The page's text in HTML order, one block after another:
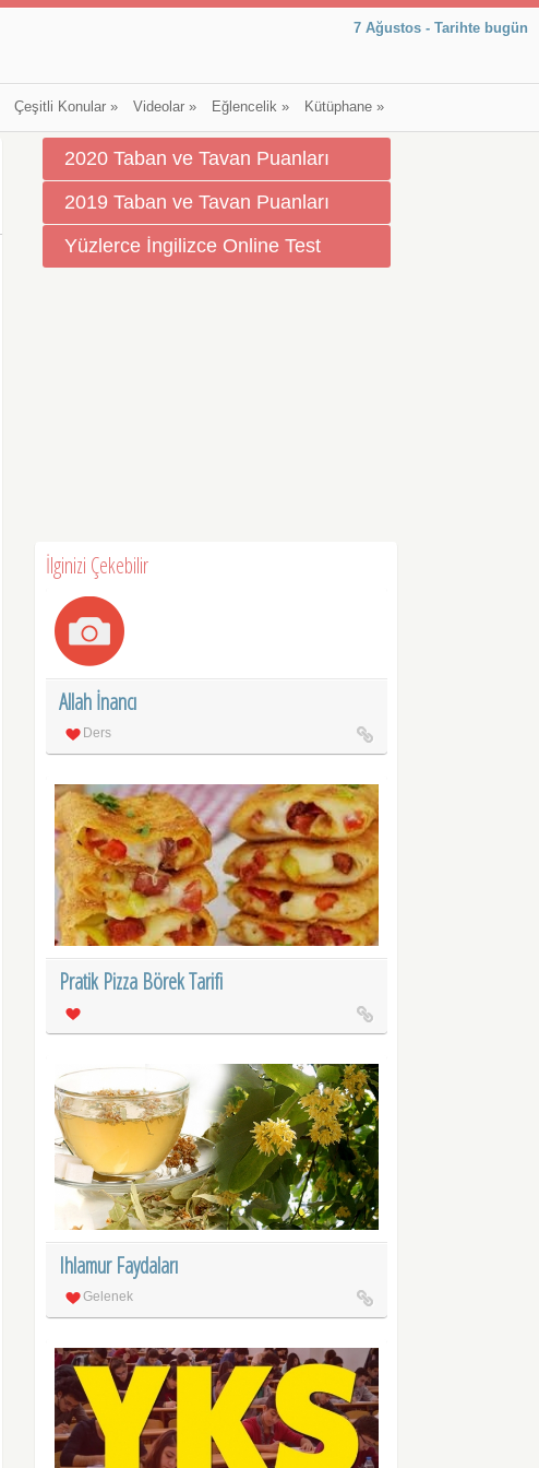
7 Ağustos - Tarihte bugün
Çeşitli Konular» Videolar» Eğlencelik» Kütüphane»
2020 Taban ve Tavan Puanları
2019 Taban ve Tavan Puanları
Yüzlerce İngilizce Online Test
İlginizi Çekebilir
Allah İnancı
Ders
Pratik Pizza Börek Tarifi
Ihlamur Faydaları
Gelenek